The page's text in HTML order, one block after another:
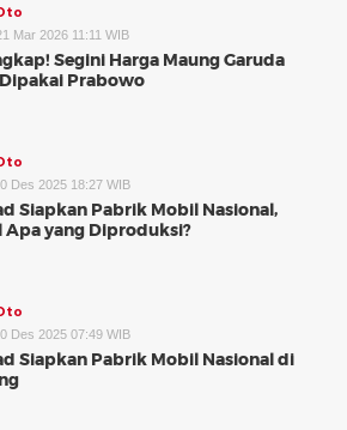
Mar 2026 11:11 WIB
Segini Harga Maung Garuda
Prabowo
Des 2025 18:27 WIB
Siapkan Pabrik Mobil Nasional,
Apa yang Diproduksi?
Des 2025 07:49 WIB
Siapkan Pabrik Mobil Nasional di